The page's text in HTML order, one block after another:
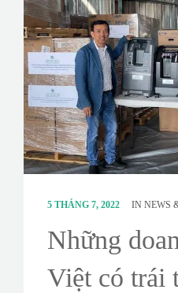
NEWS & EVENTS
CONTACT
SURVEY
5 THÁNG 7, 2022 IN NEWS
Những
Việt có trái